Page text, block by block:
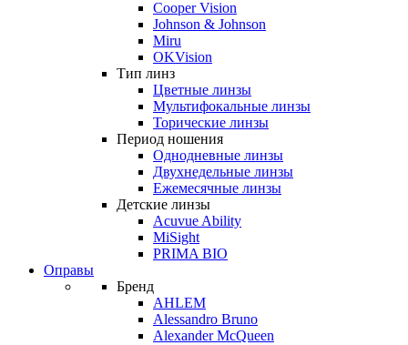
Cooper Vision
Johnson & Johnson
Miru
OKVision
Тип линз
Цветные линзы
Мультифокальные линзы
Торические линзы
Период ношения
Однодневные линзы
Двухнедельные линзы
Ежемесячные линзы
Детские линзы
Acuvue Ability
MiSight
PRIMA BIO
Оправы
Бренд
AHLEM
Alessandro Bruno
Alexander McQueen